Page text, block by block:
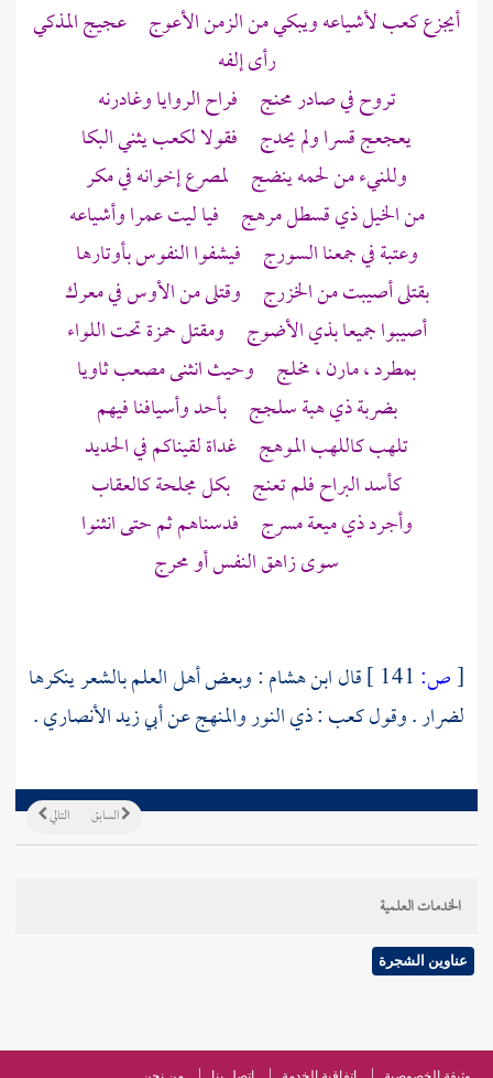
أيجزعكعبلأشياعه ويبكي من الزمن الأعوج عجيج المذكي
رأى إلفه
تروح في صادر محنج فراح الروايا وغادرنه
يعجعج قسرا ولم يحدج فقولالكعبيثني البكا
وللنيء من لحمه ينضج لمصرع إخوانه في مكر
من الخيل ذي قسطل مرهج فيا ليتعمراوأشياعه
وعتبةفي جمعنا السورج فيشفوا النفوس بأوتارها
بقتلى أصيبت منالخزرج وقتلى منالأوسفي معرك
أصيبوا جميعا بذي الأضوج ومقتلحمزةتحت اللواء
بمطرد ، مارن ، مخلج وحيث انثنى مصعب ثاويا
بضربة ذي هبة سلججبأحدوأسيافنا فيهم
تلهب كاللهب الموهج غداة لقيناكم في الحديد
كأسد البراح فلم تعنج بكل مجلحة كالعقاب
وأجرد ذي ميعة مسرج فدسناهم ثم حتى انثنوا
سوى زاهق النفس أو محرج
[ص: قالابن هشام :وبعض أهل العلم بالشعر ينكرها
لضرار. وقولكعب: ذي النور والمنهج عنأبي زيد الأنصاري .
التالي السابق
الخدمات العلمية
عناوين الشجرة